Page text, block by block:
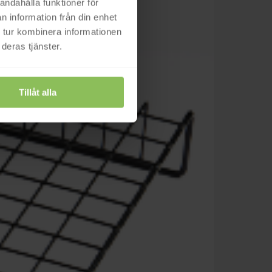
funktioner för
information från din enhet
kombinera informationen
tjänster.
Tillåt alla